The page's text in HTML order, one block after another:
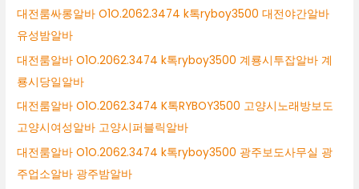
대전룸싸롱알바 O1O.2062.3474 k톡ryboy3500 대전야간알바
유성밤알바
대전룸알바 O1O.2062.3474 k톡ryboy3500 계룡시투잡알바 계
룡시당일알바
대전룸알바 O1O.2062.3474 K톡RYBOY3500 고양시노래방보도
고양시여성알바 고양시퍼블릭알바
대전룸알바 O1O.2062.3474 k톡ryboy3500 광주보도사무실 광
주업소알바 광주밤알바